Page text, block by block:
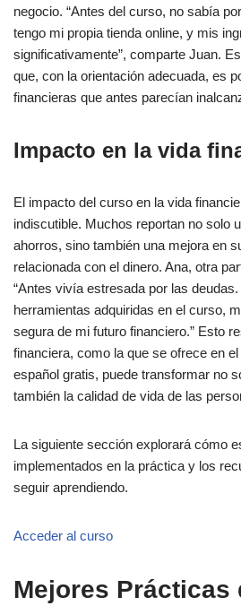
negocio. “Antes del curso, no sabía
tengo mi propia tienda online, y mis
significativamente”, comparte Juan.
que, con la orientación adecuada, es
financieras que antes parecían
Impacto en la vida
El impacto del curso en la vida
indiscutible. Muchos reportan no solo
ahorros, sino también una mejora en
relacionada con el dinero. Ana, otra
“Antes vivía estresada por las
herramientas adquiridas en el curso,
segura de mi futuro financiero.” Esto
financiera, como la que se ofrece en
español gratis, puede transformar no
también la calidad de vida de las
La siguiente sección explorará cómo
implementados en la práctica y los
seguir aprendiendo.
Acceder al curso
Mejores Prácticas